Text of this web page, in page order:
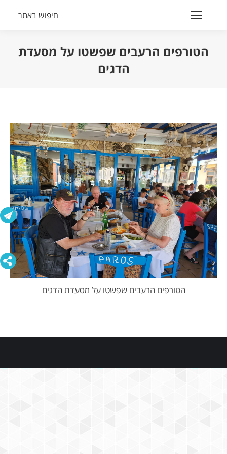
Search:
חיפוש באתר
הטורפים הרעבים שפשטו על מסעדת
הדגים
הטורפים הרעבים שפשטו על מסעדת הדגים